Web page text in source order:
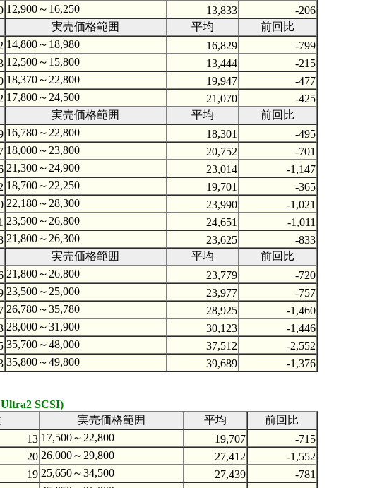
12,900～16,250 13,833
-206
実売価格範囲 平均
前回比
14,800～18,980 16,829
-799
12,500～15,800 13,444
-215
18,370～22,800 19,947
-477
17,800～24,500 21,070
-425
実売価格範囲 平均
前回比
16,780～22,800 18,301
-495
18,000～23,800 20,752
-701
21,300～24,900 23,014
-1,147
18,700～22,250 19,701
-365
22,180～28,300 23,990
-1,021
23,500～26,800 24,651
-1,011
21,800～26,300 23,625
-833
実売価格範囲 平均
前回比
21,800～26,800 23,779
-720
23,500～25,000 23,977
-757
26,780～35,780 28,925
-1,460
28,000～31,900 30,123
-1,446
35,700～48,000 37,512
-2,552
35,800～49,800 39,689 -1,376
SCSI)
実売価格範囲 平均
前回比
13 17,500～22,800 19,707
-715
20 26,000～29,800 27,412
-1,552
19 25,650～34,500 27,439
-781